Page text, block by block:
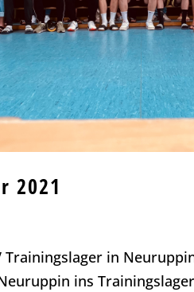
2021
Trainingslager in
ins